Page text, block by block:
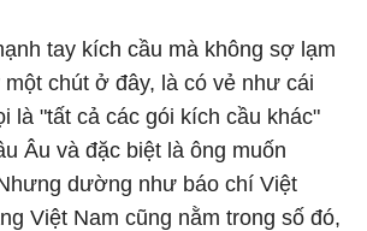
tay kích cầu mà không sợ lạm
chút ở đây, là có vẻ như cái
là "tất cả các gói kích cầu khác"
Âu và đặc biệt là ông muốn
dường như báo chí Việt
Việt Nam cũng nằm trong số đó,